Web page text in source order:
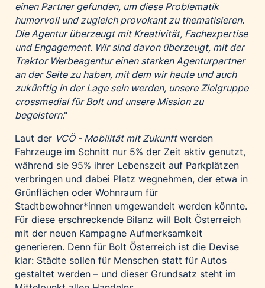
einen Partner gefunden, um diese Problematik
humorvoll und zugleich provokant zu thematisieren.
Die Agentur überzeugt mit Kreativität, Fachexpertise
und Engagement. Wir sind davon überzeugt, mit der
Traktor Werbeagentur einen starken Agenturpartner
an der Seite zu haben, mit dem wir heute und auch
zukünftig in der Lage sein werden, unsere Zielgruppe
crossmedial für Bolt und unsere Mission zu
begeistern."
Laut der VCÖ - Mobilität mit Zukunftwerden
Fahrzeuge im Schnitt nur 5% der Zeit aktiv genutzt,
während sie 95% ihrer Lebenszeit auf Parkplätzen
verbringen und dabei Platz wegnehmen, der etwa in
Grünflächen oder Wohnraum für
Stadtbewohner*innen umgewandelt werden könnte.
Für diese erschreckende Bilanz will Bolt Österreich
mit der neuen Kampagne Aufmerksamkeit
generieren. Denn für Bolt Österreich ist die Devise
klar: Städte sollen für Menschen statt für Autos
gestaltet werden – und dieser Grundsatz steht im